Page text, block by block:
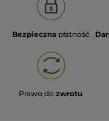
Bezpieczna płatność
Prawo dozwrotu